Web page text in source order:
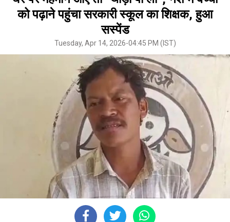
को पढ़ाने पहुंचा सरकारी स्कूल का शिक्षक, हुआ
सस्पेंड
Tuesday, Apr 14, 2026-04:45 PM (IST)